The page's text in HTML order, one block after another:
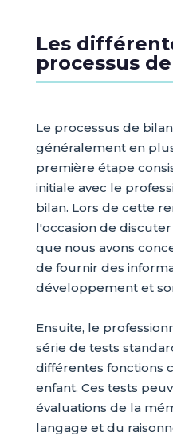
Les
processus
Le processus de
généralement en
première étape
initiale avec le
bilan. Lors de cette
l'occasion de
que nous avons
de fournir des
développement et
Ensuite, le
série de tests
différentes fonctions
enfant. Ces tests
évaluations de la
langage et du